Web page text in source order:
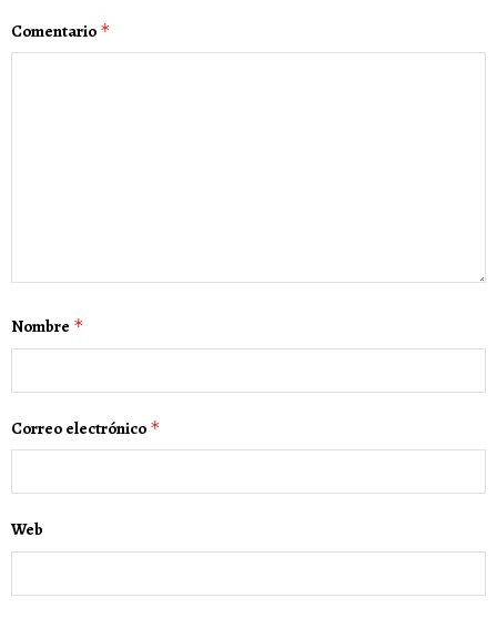
Comentario *
Nombre *
Correo electrónico *
Web